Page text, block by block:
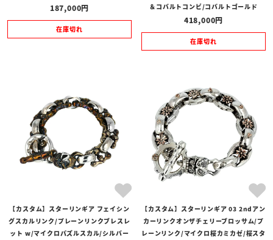
187,000
在庫切れ
＆コバルトコンビ/コバルトゴールド
418,000
在庫切れ
【カスタム】スターリンギア フェイシン
グスカルリンク/プレーンリンクブレスレ
ット w/マイクロパズルスカル/シルバー
【カスタム】スターリンギア 03 2ndアン
カーリンクオンザチェリーブロッサム/プ
レーンリンク/マイクロ桜カミカゼ/桜スタ